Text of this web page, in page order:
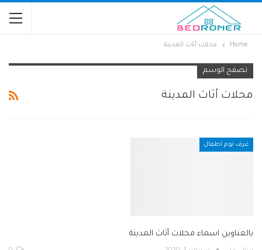
Home محلات أثاث المدينة
تصفح الوسم
محلات أثاث المدينة
غرف نوم اطفال
بالعناوين اسماء محلات أثاث المدينة